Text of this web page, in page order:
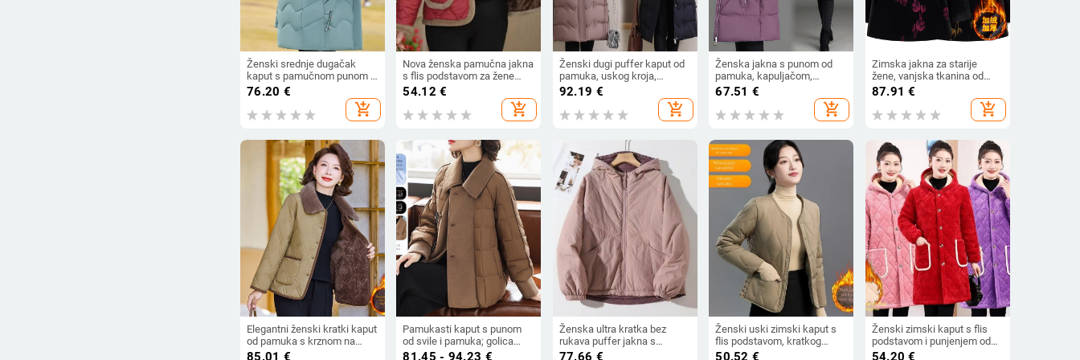
Ženski srednje dugačak
kaput s pamučnom punom i
krznom ovratnikom,
opuštena kroj, plus veličina
76.20 €
add_shopping_cart
Nova ženska pamučna jakna
s flis podstavom za žene
srednje dobi i starije,
jesensko-zimski casual
kaput
54.12 €
add_shopping_cart
Ženski dugi puffer kaput od
pamuka, uskog kroja,
kapuljača, zatvarač sprijeda,
92.19 €
add_shopping_cart
Ženska jakna s punom od
pamuka, kapuljačom,
zatvaračem, srednja duljina
65–80 cm, debela izolacija
67.51 €
add_shopping_cart
Zimska jakna za starije
žene, vanjska tkanina od
poliestera, punilo od
imitacije svile i pamuka,
debela izolacija, srednja
87.91 €
add_shopping_cart
Elegantni ženski kratki kaput
od pamuka s krznom na
ovratniku i fleš podstavom,
85.01 €
Pamukasti kaput s punom
od svile i pamuka; golica
polo; glavni materijal:
81.45 - 94.23 €
Ženska ultra kratka bez
rukava puffer jakna s
Chenille materijalom, punilo
77.66 €
Ženski uski zimski kaput s
flis podstavom, kratkog
kroja, topao
50.52 €
Ženski zimski kaput s flis
podstavom i punjenjem od
pamuka, srednja duljina,
54.20 €